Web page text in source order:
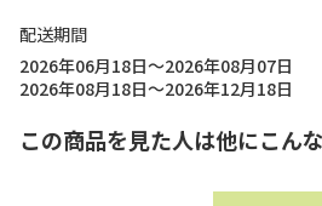
配送期間
2026年06月18日～2026年08月07日
2026年08月18日～2026年12月18日
この商品を見た人は他にこん